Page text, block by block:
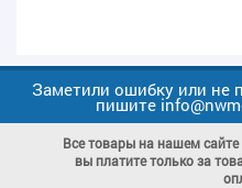
Заметили ошибку или не
пишите
Все товары на нашем
вы платите только за